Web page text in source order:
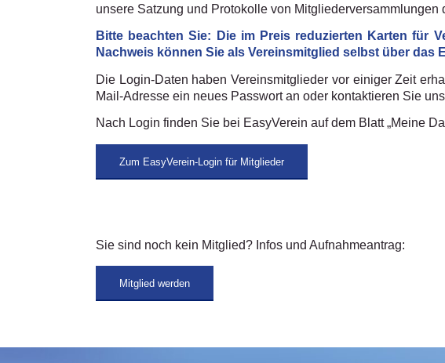
unsere Satzung und Protokolle von Mitgliederversammlungen
Bitte beachten Sie: Die im Preis reduzierten Karten für
Nachweis können Sie als Vereinsmitglied selbst über das
Die Login-Daten haben Vereinsmitglieder vor einiger Zeit
Mail-Adresse ein neues Passwort an oder kontaktieren Sie
Nach Login finden Sie bei EasyVerein auf dem Blatt „Meine
Zum EasyVerein-Login für Mitglieder
Sie sind noch kein Mitglied? Infos und Aufnahmeantrag:
Mitglied werden